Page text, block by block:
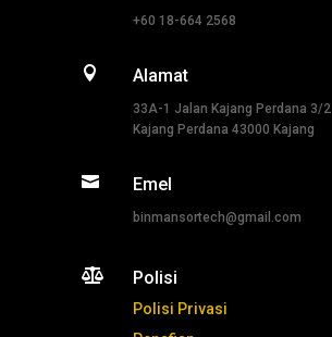
+60 18-664 2568
 Alamat
33A-1 Jalan Kajang Perdana 3/2
Kajang Perdana 43000 Kajang
 Emel
binmansortech@gmail.com
 Polisi
Polisi Privasi